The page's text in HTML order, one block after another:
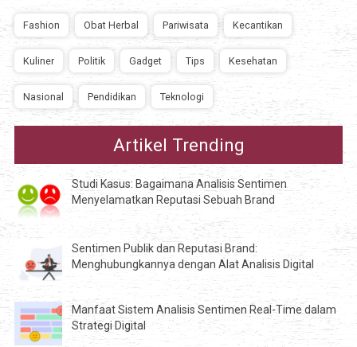
Fashion Obat Herbal Pariwisata Kecantikan
Kuliner Politik Gadget Tips Kesehatan
Nasional Pendidikan Teknologi
Artikel Trending
Studi Kasus: Bagaimana Analisis Sentimen
Menyelamatkan Reputasi Sebuah Brand
Sentimen Publik dan Reputasi Brand:
Menghubungkannya dengan Alat Analisis Digital
Manfaat Sistem Analisis Sentimen Real-Time dalam
Strategi Digital